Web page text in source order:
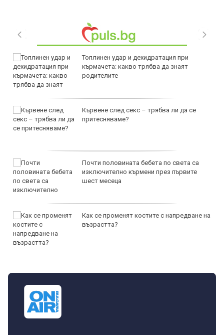
Топлинен удар и дехидратация при
кърмачета: какво трябва да знаят
родителите
Кървене след секс – трябва ли да се
притесняваме?
Почти половината бебета по света са
изключително кърмени през първите
шест месеца
Как се променят костите с напредване на
възрастта?